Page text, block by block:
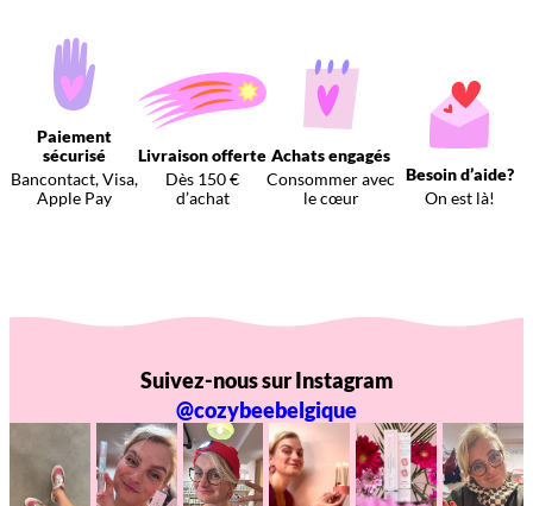
Paiement
sécurisé
Bancontact, Visa,
Apple Pay
Livraison offerte
Dès 150 €
d’achat
Achats engagés
Consommer avec
le cœur
Besoin d’aide?
On est là!
Suivez-nous sur Instagram
@cozybeebelgique